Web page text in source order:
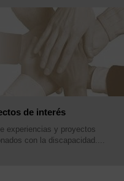
de interés
experiencias y proyectos
con la discapacidad....